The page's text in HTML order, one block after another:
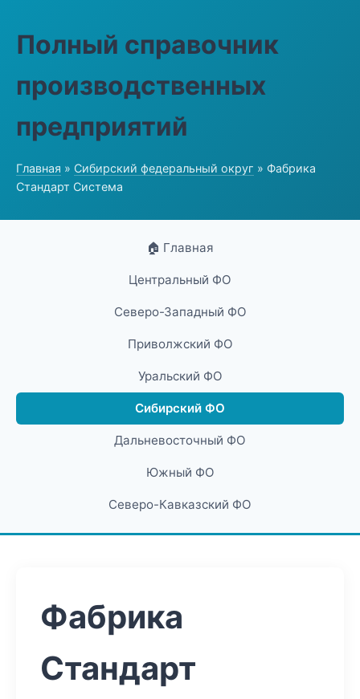
Полный справочник
производственных
предприятий
Главная » Сибирский федеральный округ » Фабрика
Стандарт Система
🏠 Главная
Центральный ФО
Северо-Западный ФО
Приволжский ФО
Уральский ФО
Сибирский ФО
Дальневосточный ФО
Южный ФО
Северо-Кавказский ФО
Фабрика
Стандарт